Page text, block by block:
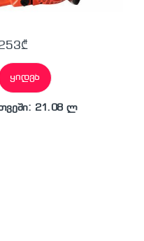
₾
ყიდვა
21.08 ლ